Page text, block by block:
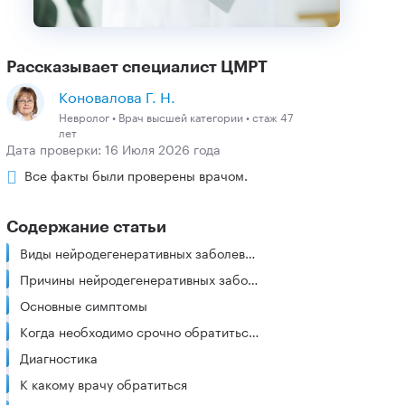
Рассказывает специалист ЦМРТ
Коновалова Г. Н.
Невролог • Врач высшей категории • стаж 47
лет
Дата проверки: 16 Июля 2026 года
Все факты были проверены врачом.
Содержание статьи
Виды нейродегенеративных заболеваний
Причины нейродегенеративных заболеваний головного мозга
Основные симптомы
Когда необходимо срочно обратиться к врачу
Диагностика
К какому врачу обратиться